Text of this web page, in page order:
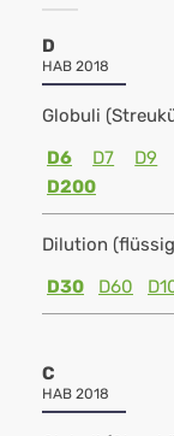
D
HAB 2018
Globuli
D6
D7 D9
D200
Dilution
D30
D60
C
HAB 2018